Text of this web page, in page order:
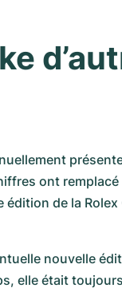
ont
de la
nouvelle
elle était